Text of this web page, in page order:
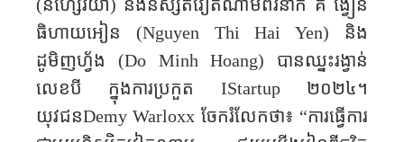
(នីហ្សេរីយ៉ា) និងនិស្សិតវៀតណាមពីរនាក់ គឺ ង្វៀន​
ធិហាយអៀន (Nguyen Thi Hai Yen)
និង
ដូមិញហ្វ័ង (Do Minh Hoang)
បានឈ្នះរង្វាន់
លេខបី ក្នុងការប្រកួត IStartup ២០២៤។
យុវជនDemy Warloxx ចែករំលែកថា៖ “ការធ្វើការ